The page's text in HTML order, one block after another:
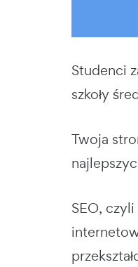
Studenci
szkoły
Twoja
SEO,